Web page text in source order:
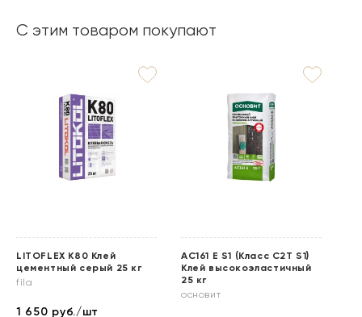
С этим товаром покупают
LITOFLEX K80 Клей
цементный серый 25 кг
fila
1 650 руб./шт
АС161 Е S1 (Класс C2T S1)
Клей высокоэластичный
25 кг
основит